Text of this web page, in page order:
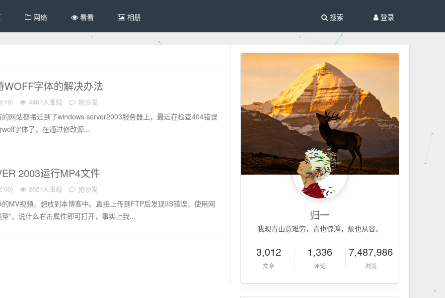
网络 看看 相册 登录
搜索
字体的解决办法
4401人围观 抢沙发
网站都搬迁到了windows server2003服务器上，最近在检查404错误
字体了，在通过修改源...
2003运行MP4文件
2621人围观 抢沙发
MV视频，想放到本博客中。直接上传到FTP后发现IIS错误，使用网
”，说什么右击属性即可打开，事实上我...
归一
我观青山意难穷，青也惊鸿，颓也从容。
3,012
文章
1,336
评论
7,487,986
浏览